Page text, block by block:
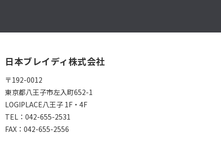
日本ブレイディ株式会社
〒192-0012
東京都八王子市左入町652-1
LOGIPLACE八王子 1F・4F
TEL： 042-655-2531
FAX： 042-655-2556